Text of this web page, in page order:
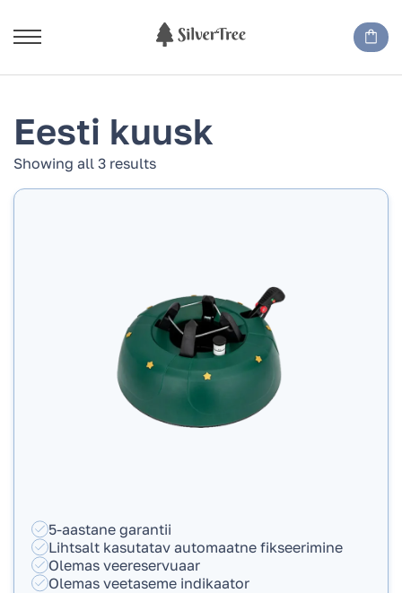
Eesti kuusk
Showing all 3 results
5-aastane garantii
Lihtsalt kasutatav automaatne fikseerimine
Olemas veereservuaar
Olemas veetaseme indikaator